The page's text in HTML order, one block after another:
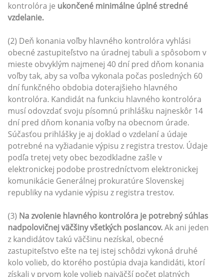
kontrolóra je ukončené minimálne úplné stredné
vzdelanie.
(2) Deň konania voľby hlavného kontrolóra vyhlási
obecné zastupiteľstvo na úradnej tabuli a spôsobom v
mieste obvyklým najmenej 40 dní pred dňom konania
voľby tak, aby sa voľba vykonala počas posledných 60
dní funkčného obdobia doterajšieho hlavného
kontrolóra. Kandidát na funkciu hlavného kontrolóra
musí odovzdať svoju písomnú prihlášku najneskôr 14
dní pred dňom konania voľby na obecnom úrade.
Súčasťou prihlášky je aj doklad o vzdelaní a údaje
potrebné na vyžiadanie výpisu z registra trestov. Údaje
podľa tretej vety obec bezodkladne zašle v
elektronickej podobe prostredníctvom elektronickej
komunikácie Generálnej prokuratúre Slovenskej
republiky na vydanie výpisu z registra trestov.
(3) Na zvolenie hlavného kontrolóra je potrebný súhlas
nadpolovičnej väčšiny všetkých poslancov.Ak ani jeden
z kandidátov takú väčšinu nezískal, obecné
zastupiteľstvo ešte na tej istej schôdzi vykoná druhé
kolo volieb, do ktorého postúpia dvaja kandidáti, ktorí
získali v prvom kole volieb najväčší počet platných